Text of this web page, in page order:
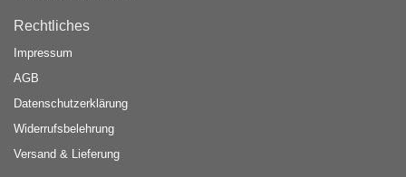
Rechtliches
Impressum
AGB
Datenschutzerklärung
Widerrufsbelehrung
Versand & Lieferung